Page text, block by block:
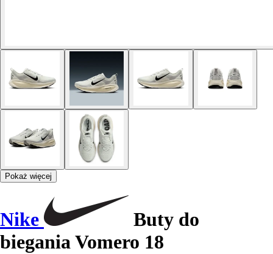
Pokaż więcej
Nike
Buty do
biegania Vomero 18